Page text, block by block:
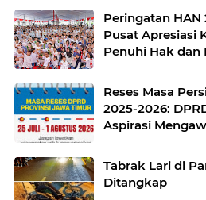
Peringatan
Pusat Apresiasi
Penuhi Hak dan
Reses Masa
2025-2026:
Aspirasi
Tabrak Lari di
Ditangkap